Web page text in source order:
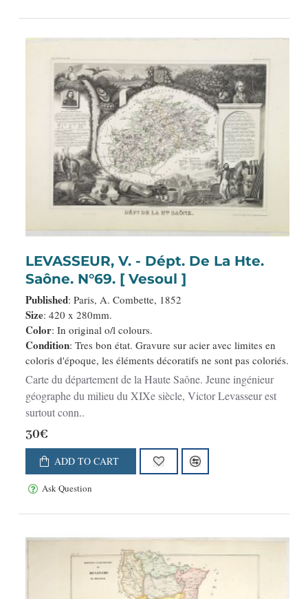
LEVASSEUR, V. - Dépt. De La Hte.
Saône. N°69. [ Vesoul ]
Published: Paris, A. Combette, 1852
Size: 420 x 280mm.
Color: In original o/l colours.
Condition: Tres bon état. Gravure sur acier avec limites en
coloris d'époque, les éléments décoratifs ne sont pas coloriés.
Carte du département de la Haute Saône. Jeune ingénieur
géographe du milieu du XIXe siècle, Victor Levasseur est
surtout conn..
30€
ADD TO CART
Ask Question